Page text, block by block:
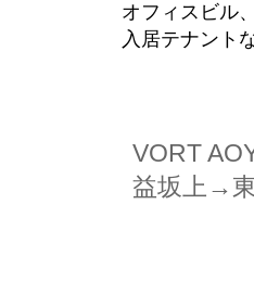
オフィスビル
入居テナント
VORT
益坂上→